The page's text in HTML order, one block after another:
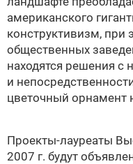
американского
конструктивизм, при
общественных
находятся решения с
и
цветочный орнамент
Проекты-лауреаты
2007 г. будут